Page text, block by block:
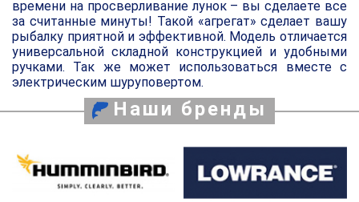
времени на просверливание лунок – вы сделаете все
за считанные минуты! Такой «агрегат» сделает вашу
рыбалку приятной и эффективной. Модель отличается
универсальной складной конструкцией и удобными
ручками. Так же может использоваться вместе с
электрическим шуруповертом.
Наши бренды